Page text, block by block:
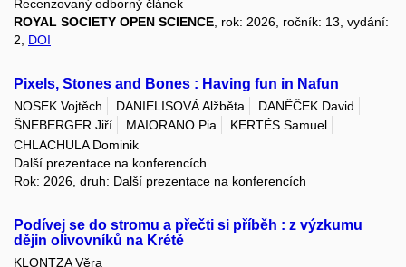
Recenzovaný odborný článek
ROYAL SOCIETY OPEN SCIENCE , rok: 2026, ročník: 13, vydání:
2, DOI
Pixels, Stones and Bones : Having fun in Nafun
NOSEK Vojtěch DANIELISOVÁ Alžběta
DANĚČEK David
ŠNEBERGER Jiří
MAIORANO Pia
KERTÉS Samuel
CHLACHULA Dominik
Další prezentace na konferencích
Rok: 2026, druh: Další prezentace na konferencích
Podívej se do stromu a přečti si příběh : z výzkumu
dějin olivovníků na Krétě
KLONTZA Věra